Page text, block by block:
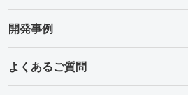
開発事例
よくあるご質問